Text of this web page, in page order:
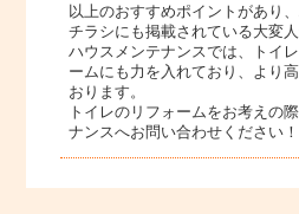
以上のおすすめポイントがあり
チラシにも掲載されている大変人
ハウスメンテナンスでは、トイ
ームにも力を入れており、より
おります。
トイレのリフォームをお考えの
ナンスへお問い合わせください！